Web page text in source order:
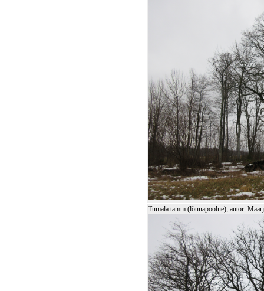
Tumala tamm (lõunapoolne), autor: